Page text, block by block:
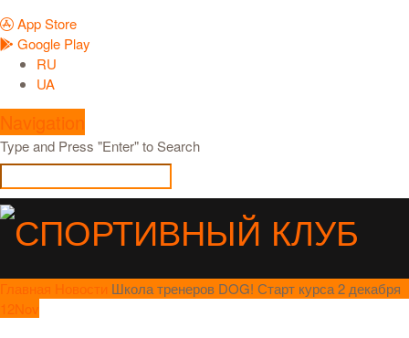
App Store
Google Play
RU
UA
Navigation
Type and Press "Enter" to Search
Главная Новости Школа тренеров DOG! Старт курса 2 декабря
12Nov